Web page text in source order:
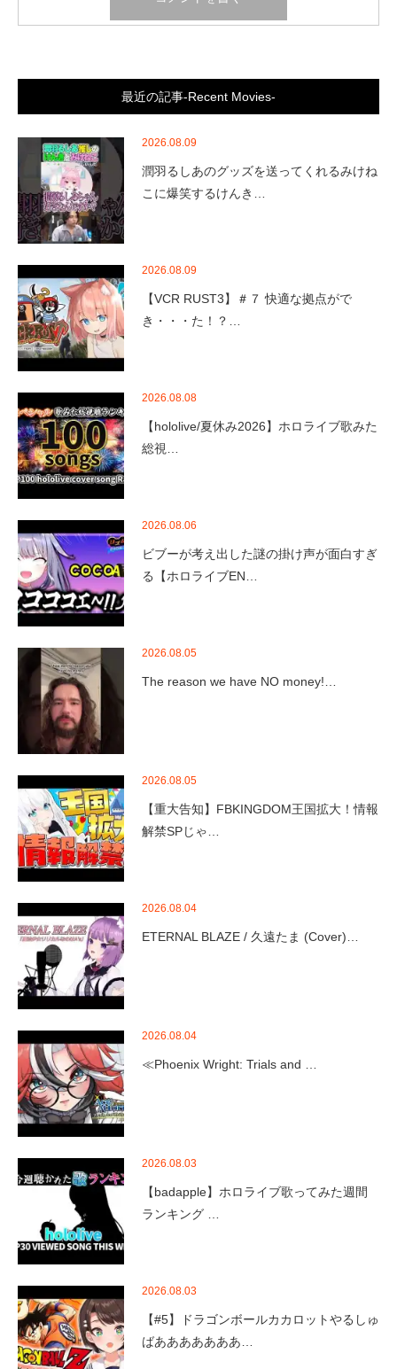
最近の記事-Recent Movies-
2026.08.09
潤羽るしあのグッズを送ってくれるみけね
こに爆笑するけんき…
2026.08.09
【VCR RUST3】＃７ 快適な拠点がで
き・・・た！？…
2026.08.08
【hololive/夏休み2026】ホロライブ歌みた
総視…
2026.08.06
ビブーが考え出した謎の掛け声が面白すぎ
る【ホロライブEN…
2026.08.05
The reason we have NO money!…
2026.08.05
【重大告知】FBKINGDOM王国拡大！情報
解禁SPじゃ…
2026.08.04
ETERNAL BLAZE / 久遠たま (Cover)…
2026.08.04
≪Phoenix Wright: Trials and …
2026.08.03
【badapple】ホロライブ歌ってみた週間
ランキング …
2026.08.03
【#5】ドラゴンボールカカロットやるしゅ
ばあああああああ…